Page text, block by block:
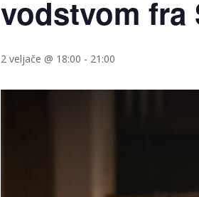
vodstvom fra
2 veljače @ 18:00 - 21:00